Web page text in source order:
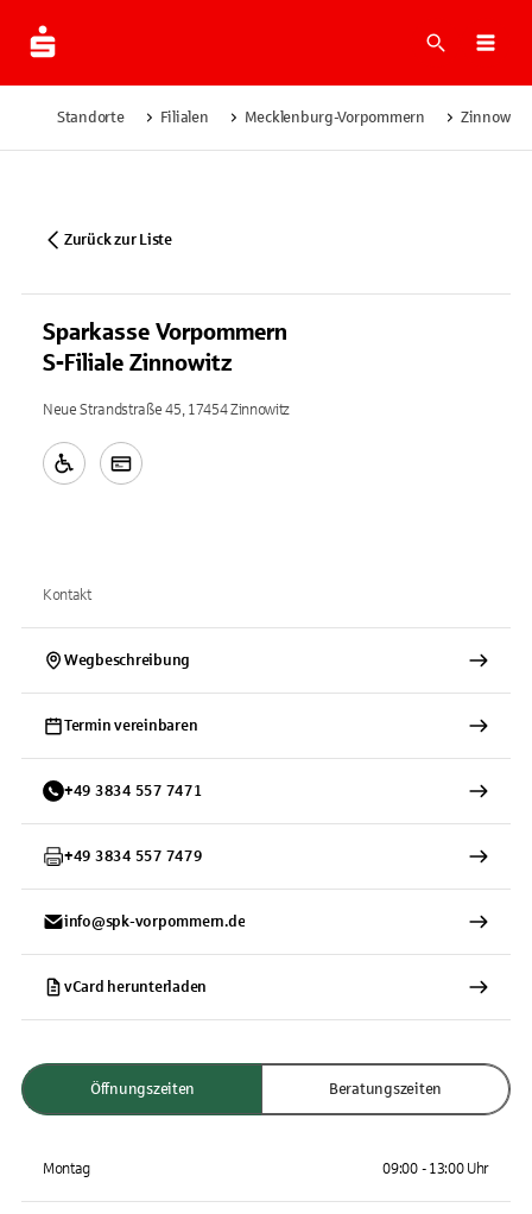
Suche
Standorte Filialen Mecklenburg-Vorpommern Zinnowitz
Zurück zur Liste
Sparkasse Vorpommern
S-Filiale Zinnowitz
Neue Strandstraße 45, 17454 Zinnowitz
Kontakt
Wegbeschreibung
Termin vereinbaren
+49 3834 557 7471
+49 3834 557 7479
info@spk-vorpommern.de
vCard herunterladen
Öffnungszeiten Beratungszeiten
Montag 09:00 - 13:00 Uhr